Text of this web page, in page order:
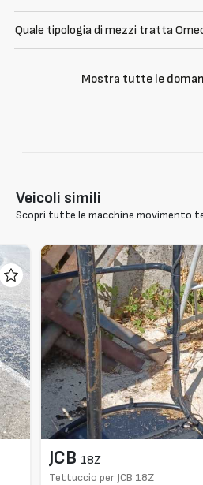
Quale tipologia di mezzi tratta
Mostra tutte le
Veicoli simili
Scopri tutte le macchine movimento
JCB 18Z
Tettuccio per JCB 18Z